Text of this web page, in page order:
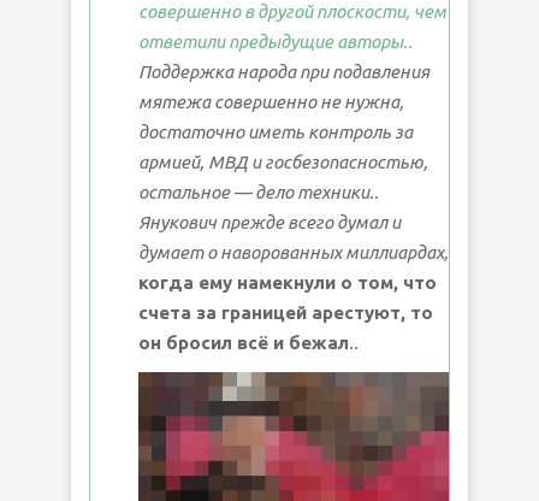
совершенно в другой плоскости, чем
ответили предыдущие авторы..
Поддержка народа при подавления
мятежа совершенно не нужна,
достаточно иметь контроль за
армией, МВД и госбезопасностью,
остальное — дело техники..
Янукович прежде всего думал и
думает о наворованных миллиардах,
когда ему намекнули о том, что
счета за границей арестуют, то
он бросил всё и бежал..